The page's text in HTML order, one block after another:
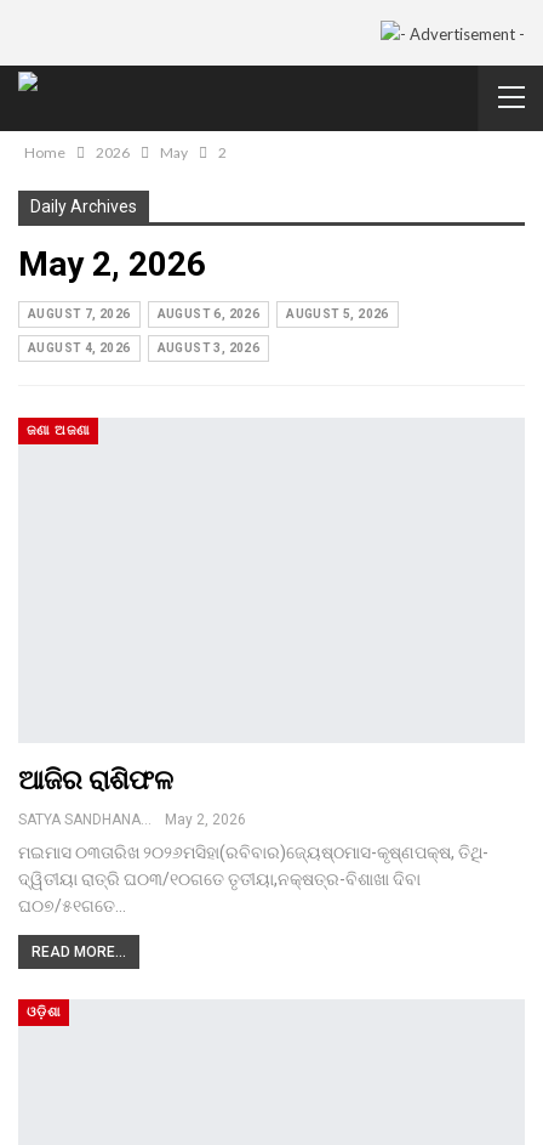
Home 2026 May 2
Daily Archives
May 2, 2026
AUGUST 7, 2026 AUGUST 6, 2026 AUGUST 5, 2026
AUGUST 4, 2026 AUGUST 3, 2026
ଜଣା ଅଜଣା
ଆଜିର ରାଶିଫଳ
SATYA SANDHANA DESK May 2, 2026
ମଇମାସ ୦୩ତାରିଖ ୨୦୨୬ମସିହା(ରବିବାର)ଜ୍ୟେଷ୍ଠମାସ-କୃଷ୍ଣପକ୍ଷ, ତିଥି-
ଦ୍ୱିତୀୟା ରାତ୍ରି ଘ୦୩/୧୦ଗତେ ତୃତୀୟା,ନକ୍ଷତ୍ର-ବିଶାଖା ଦିବା
ଘ୦୭/୫୧ଗତେ…
READ MORE...
ଓଡ଼ିଶା